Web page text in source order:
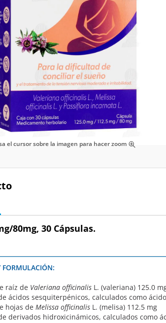
el cursor sobre la imagen para hacer zoom
80mg, 30 Cápsulas.
FORMULACIÓN:
raíz de Valeriana officinalis L. (valeriana) 125.0
ácidos sesquiterpénicos, calculados como
hojas de Melissa officinalis L. (melisa) 112.5 mg
derivados hidroxicinámicos, calculados como